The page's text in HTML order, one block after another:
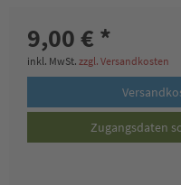
9,00 € *
inkl. MwSt. zzgl. Versandkosten
Zugangsdaten